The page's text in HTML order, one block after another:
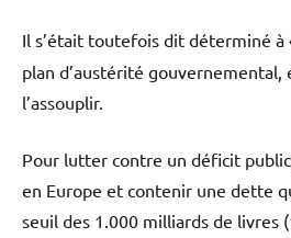
Il s’était toutefois dit déterminé à
plan d’austérité gouvernemental,
l’assouplir.
Pour lutter contre un déficit
en Europe et contenir une dette
seuil des 1.000 milliards de livres